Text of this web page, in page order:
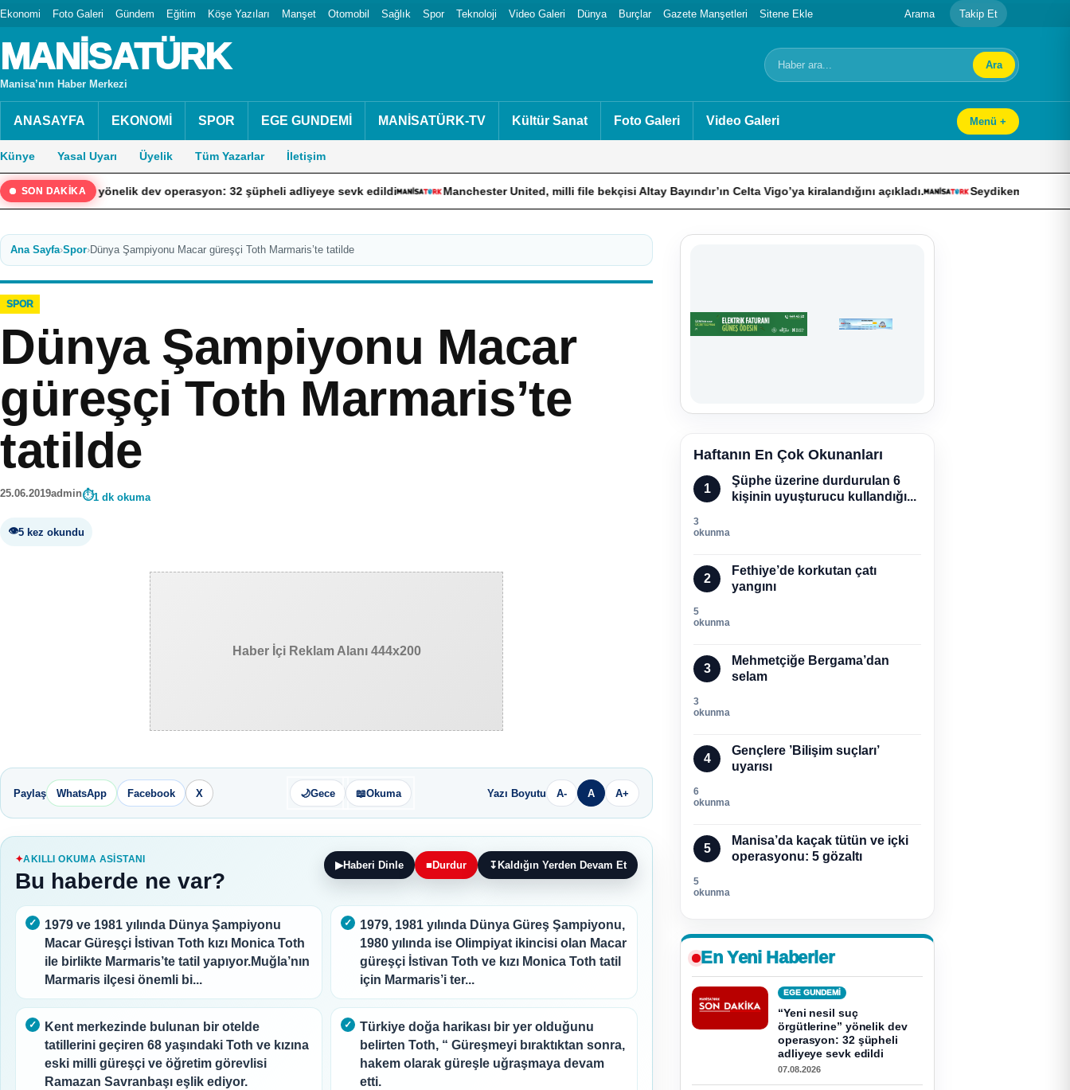
Ekonomi Foto Galeri Gündem Eğitim Köşe Yazıları Manşet Otomobil Sağlık Spor Teknoloji Video Galeri Dünya Burçlar Gazete Manşetleri Sitene Ekle Arama Takip Et
MANİSATÜRK
Manisa’nın Haber Merkezi
Arama Ara
ANASAYFA EKONOMİ SPOR EGE GUNDEMİ MANİSATÜRK-TV Kültür Sanat Foto Galeri Video Galeri Menü +
Künye Yasal Uyarı Üyelik Tüm Yazarlar İletişim
SON DAKİKA
yönelik dev operasyon: 32 şüpheli adliyeye sevk edildi Manchester United, milli file bekçisi Altay Bayındır’ın Celta Vigo’ya kiralandığını açıkladı. Seydikemer’de yaralar hızla
Ana Sayfa›Spor›Dünya Şampiyonu Macar güreşçi Toth Marmaris’te tatilde
SPOR
Dünya Şampiyonu Macar
güreşçi Toth Marmaris’te
tatilde
25.06.2019admin 1 dk okuma
5 kez okundu
Haber İçi Reklam Alanı 444x200
Paylaş WhatsApp Facebook X 🌙Gece 📖Okuma Yazı Boyutu A- A A+
AKILLI OKUMA ASISTANI
Bu haberde ne var?
▶Haberi Dinle ■ Durdur ↧ Kaldığın Yerden Devam Et
1979 ve 1981 yılında Dünya Şampiyonu
Macar Güreşçi İstivan Toth kızı Monica Toth
ile birlikte Marmaris’te tatil yapıyor.Muğla’nın
Marmaris ilçesi önemli bi...
1979, 1981 yılında Dünya Güreş Şampiyonu,
1980 yılında ise Olimpiyat ikincisi olan Macar
güreşçi İstivan Toth ve kızı Monica Toth tatil
için Marmaris’i ter...
Kent merkezinde bulunan bir otelde
tatillerini geçiren 68 yaşındaki Toth ve kızına
eski milli güreşçi ve öğretim görevlisi
Ramazan Savranbaşı eşlik ediyor.
Türkiye doğa harikası bir yer olduğunu
belirten Toth, “ Güreşmeyi bıraktıktan sonra,
hakem olarak güreşle uğraşmaya devam
etti.
Haftanın En Çok Okunanları
1
Şüphe üzerine durdurulan 6
kişinin uyuşturucu kullandığı...
3
okunma
2
Fethiye’de korkutan çatı
yangını
5
okunma
3
Mehmetçiğe Bergama’dan
selam
3
okunma
4
Gençlere ’Bilişim suçları’
uyarısı
6
okunma
5
Manisa’da kaçak tütün ve içki
operasyonu: 5 gözaltı
5
okunma
En Yeni Haberler
EGE GUNDEMİ
“Yeni nesil suç
örgütlerine” yönelik dev
operasyon: 32 şüpheli
adliyeye sevk edildi
07.08.2026